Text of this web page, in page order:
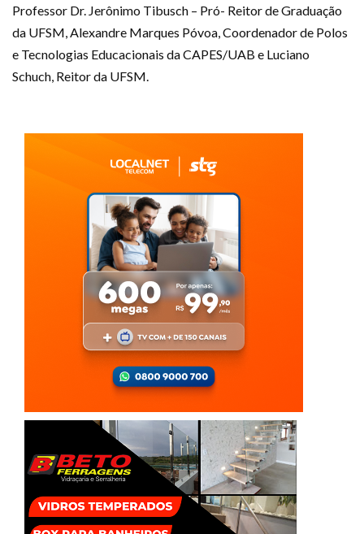
Professor Dr. Jerônimo Tibusch – Pró- Reitor de Graduação
da UFSM, Alexandre Marques Póvoa, Coordenador de Polos
e Tecnologias Educacionais da CAPES/UAB e Luciano
Schuch, Reitor da UFSM.